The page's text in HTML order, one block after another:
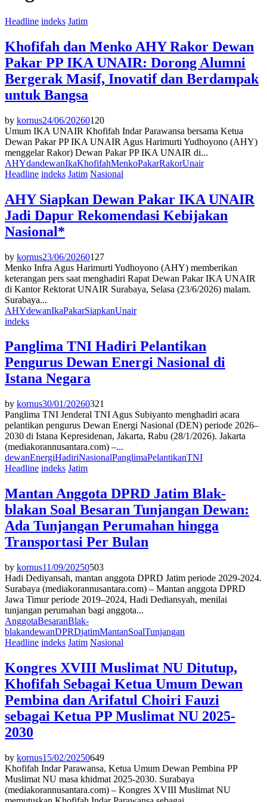
Headline indeks Jatim
Khofifah dan Menko AHY Rakor Dewan
Pakar PP IKA UNAIR: Dorong Alumni
Bergerak Masif, Inovatif dan Berdampak
untuk Bangsa
by kornus24/06/20260120
Umum IKA UNAIR Khofifah Indar Parawansa bersama Ketua
Dewan Pakar PP IKA UNAIR Agus Harimurti Yudhoyono (AHY)
menggelar Rakor) Dewan Pakar PP IKA UNAIR di...
AHYdandewanIkaKhofifahMenkoPakarRakorUnair
Headline indeks Jatim Nasional
AHY Siapkan Dewan Pakar IKA UNAIR
Jadi Dapur Rekomendasi Kebijakan
Nasional*
by kornus23/06/20260127
Menko Infra Agus Harimurti Yudhoyono (AHY) memberikan
keterangan pers saat menghadiri Rapat Dewan Pakar IKA UNAIR
di Kantor Rektorat UNAIR Surabaya, Selasa (23/6/2026) malam.
Surabaya...
AHYdewanIkaPakarSiapkanUnair
indeks
Panglima TNI Hadiri Pelantikan
Pengurus Dewan Energi Nasional di
Istana Negara
by kornus30/01/20260321
Panglima TNI Jenderal TNI Agus Subiyanto menghadiri acara
pelantikan pengurus Dewan Energi Nasional (DEN) periode 2026–
2030 di Istana Kepresidenan, Jakarta, Rabu (28/1/2026). Jakarta
(mediakorannusantara.com) –...
dewanEnergiHadiriNasionalPanglimaPelantikanTNI
Headline indeks Jatim
Mantan Anggota DPRD Jatim Blak-
blakan Soal Besaran Tunjangan Dewan:
Ada Tunjangan Perumahan hingga
Transportasi Per Bulan
by kornus11/09/20250503
Hadi Dediyansah, mantan anggota DPRD Jatim periode 2029-2024.
Surabaya (mediakorannusantara.com) – Mantan anggota DPRD
Jawa Timur periode 2019–2024, Hadi Dediansyah, menilai
tunjangan perumahan bagi anggota...
AnggotaBesaranBlak-
blakandewanDPRDjatimMantanSoalTunjangan
Headline indeks Jatim Nasional
Kongres XVIII Muslimat NU Ditutup,
Khofifah Sebagai Ketua Umum Dewan
Pembina dan Arifatul Choiri Fauzi
sebagai Ketua PP Muslimat NU 2025-
2030
by kornus15/02/20250649
Khofifah Indar Parawansa, Ketua Umum Dewan Pembina PP
Muslimat NU masa khidmat 2025-2030. Surabaya
(mediakorannusantara.com) – Kongres XVIII Muslimat NU